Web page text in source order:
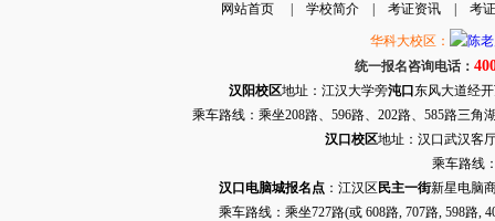
网站首页| 学校简介| 考证资讯| 考
华科大校区：
统一报名咨询电话：
汉阳校区地址：江汉大学旁沌口 东风大道经
乘车路线：乘坐208路、596路、202路、585路三
汉口校区地址：汉口武汉客
乘车路线
汉口电脑城报名点：江汉区 民主一街新星电脑
乘车路线：乘坐727路(或 608路, 707路, 598路,